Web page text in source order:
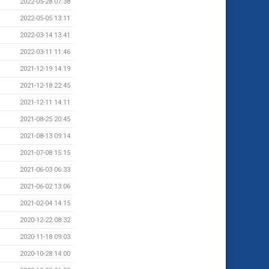
2022-05-05 13:11
2022-03-14 13:41
2022-03-11 11:46
2021-12-19 14:19
2021-12-18 22:45
2021-12-11 14:11
2021-08-25 20:45
2021-08-13 09:14
2021-07-08 15:15
2021-06-03 06:33
2021-06-02 13:06
2021-02-04 14:15
2020-12-22 08:32
2020-11-18 09:03
2020-10-28 14:00